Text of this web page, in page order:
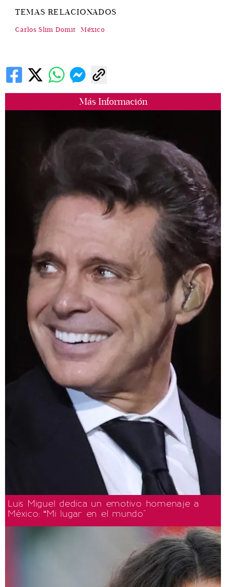
Más Información
Luis Miguel dedica un emotivo homenaje a
México: “Mi lugar en el mundo"
TEMAS RELACIONADOS
Carlos Slim Domit México